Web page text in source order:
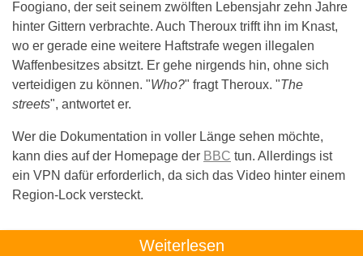
Foogiano, der seit seinem zwölften Lebensjahr zehn Jahre
hinter Gittern verbrachte. Auch Theroux trifft ihn im Knast,
wo er gerade eine weitere Haftstrafe wegen illegalen
Waffenbesitzes absitzt. Er gehe nirgends hin, ohne sich
verteidigen zu können. "Who?" fragt Theroux. "The
streets", antwortet er.
Wer die Dokumentation in voller Länge sehen möchte,
kann dies auf der Homepage der BBC tun. Allerdings ist
ein VPN dafür erforderlich, da sich das Video hinter einem
Region-Lock versteckt.
Weiterlesen